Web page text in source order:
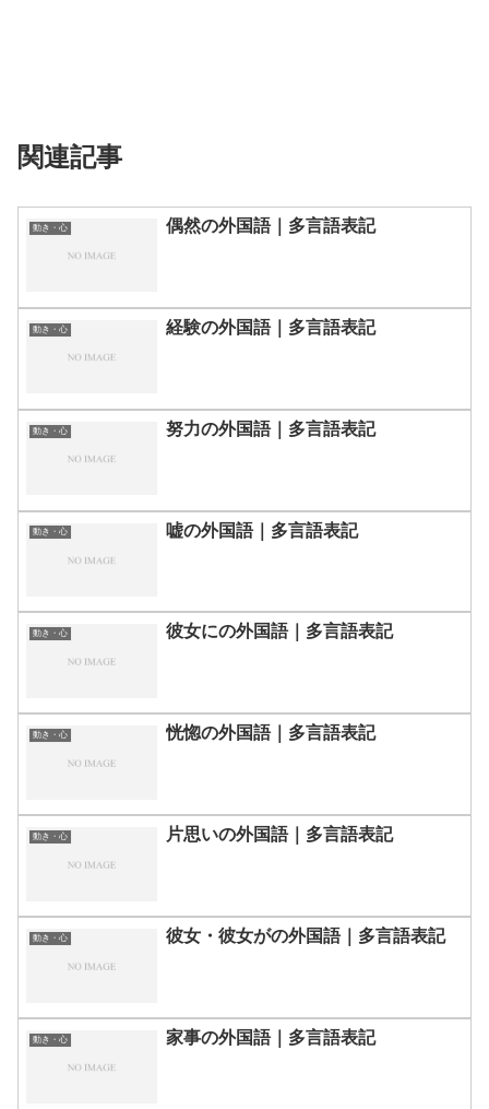
関連記事
動き・心 偶然の外国語｜多言語表記
動き・心 経験の外国語｜多言語表記
動き・心 努力の外国語｜多言語表記
動き・心 嘘の外国語｜多言語表記
動き・心 彼女にの外国語｜多言語表記
動き・心 恍惚の外国語｜多言語表記
動き・心 片思いの外国語｜多言語表記
動き・心 彼女・彼女がの外国語｜多言語表記
動き・心 家事の外国語｜多言語表記